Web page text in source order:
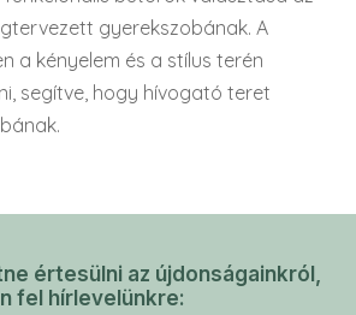
gyerekszobának. A
a kényelem és a stílus terén
segítve, hogy hívogató teret
értesülni az újdonságainkról,
fel hírlevelünkre: